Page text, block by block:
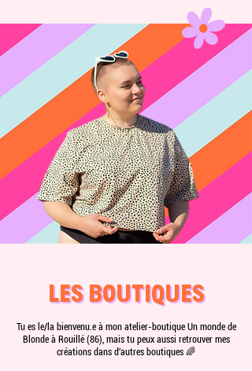
LES BOUTIQUES
LES BOUTIQUES
Tu es le/la bienvenu.e à mon atelier-boutique Un monde de
Blonde à Rouillé (86), mais tu peux aussi retrouver mes
créations dans d'autres boutiques 🌈